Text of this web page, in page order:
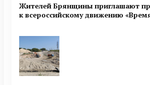
Жителей Брянщины приглашают
к всероссийскому движению